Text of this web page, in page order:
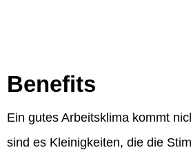
Benefits
Ein gutes Arbeitsklima kommt
sind es Kleinigkeiten, die die